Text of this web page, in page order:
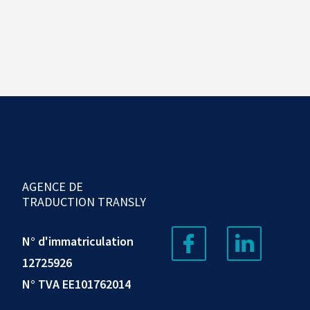
AGENCE DE
TRADUCTION TRANSLY
N° d'immatriculation
12725926
N° TVA EE101762014